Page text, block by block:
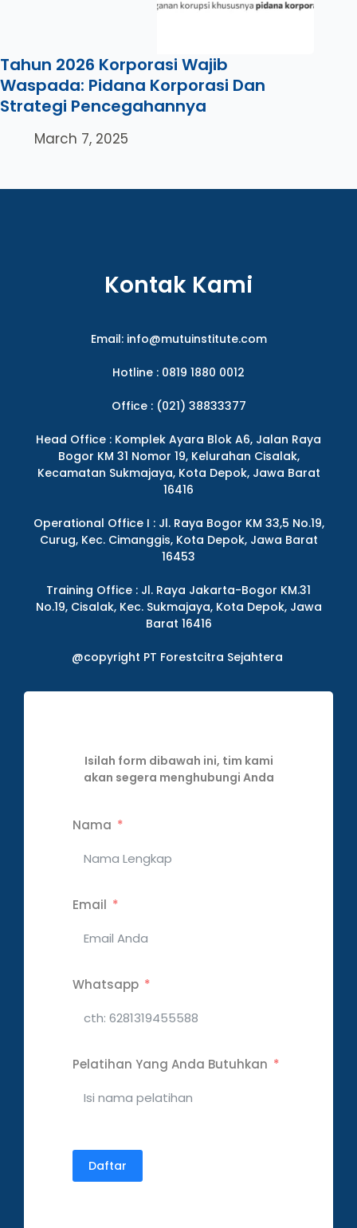
Tahun 2026 Korporasi Wajib
Waspada: Pidana Korporasi Dan
Strategi Pencegahannya
March 7, 2025
Kontak Kami
Email: info@mutuinstitute.com
Hotline : 0819 1880 0012
Office : (021) 38833377
Head Office : Komplek Ayara Blok A6, Jalan Raya
Bogor KM 31 Nomor 19, Kelurahan Cisalak,
Kecamatan Sukmajaya, Kota Depok, Jawa Barat
16416
Operational Office I : Jl. Raya Bogor KM 33,5 No.19,
Curug, Kec. Cimanggis, Kota Depok, Jawa Barat
16453
Training Office : Jl. Raya Jakarta-Bogor KM.31
No.19, Cisalak, Kec. Sukmajaya, Kota Depok, Jawa
Barat 16416
@copyright PT Forestcitra Sejahtera
Isilah form dibawah ini, tim kami
akan segera menghubungi Anda
Nama
Email
Whatsapp
Pelatihan Yang Anda Butuhkan
Daftar